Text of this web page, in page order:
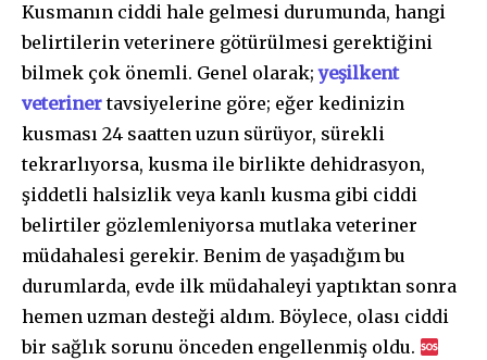
Kusmanın ciddi hale gelmesi durumunda, hangi
belirtilerin veterinere götürülmesi gerektiğini
bilmek çok önemli. Genel olarak; yeşilkent
veterinertavsiyelerine göre; eğer kedinizin
kusması 24 saatten uzun sürüyor, sürekli
tekrarlıyorsa, kusma ile birlikte dehidrasyon,
şiddetli halsizlik veya kanlı kusma gibi ciddi
belirtiler gözlemleniyorsa mutlaka veteriner
müdahalesi gerekir. Benim de yaşadığım bu
durumlarda, evde ilk müdahaleyi yaptıktan sonra
hemen uzman desteği aldım. Böylece, olası ciddi
bir sağlık sorunu önceden engellenmiş oldu.